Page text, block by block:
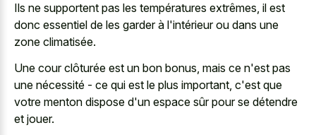
Ils ne supportent pas les températures extrêmes, il est
donc essentiel de les garder à l'intérieur ou dans une
zone climatisée.
Une cour clôturée est un bon bonus, mais ce n'est pas
une nécessité - ce qui est le plus important, c'est que
votre menton dispose d'un espace sûr pour se détendre
et jouer.